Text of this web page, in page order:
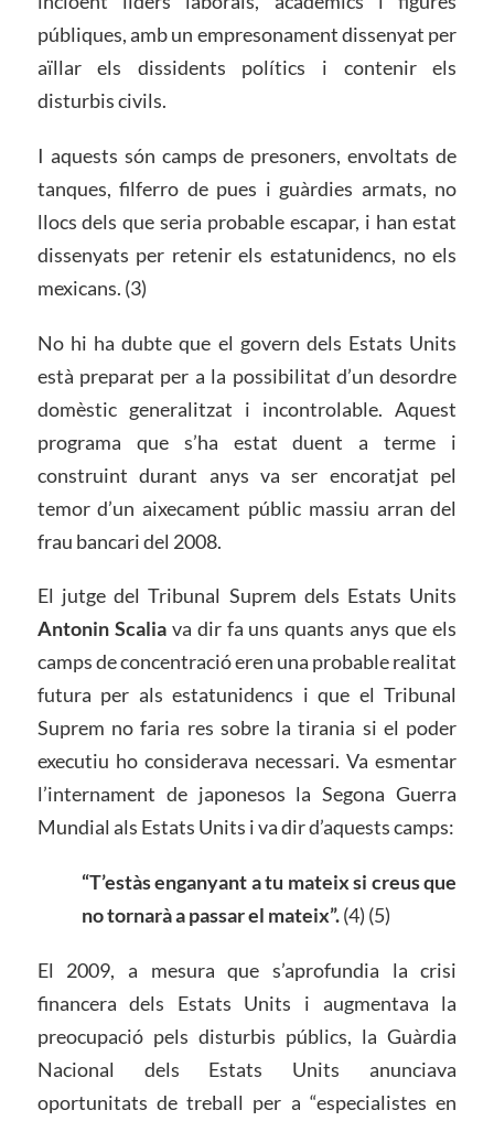
públiques, amb un empresonament dissenyat per
aïllar els dissidents polítics i contenir els
disturbis civils.
I aquests són camps de presoners, envoltats de
tanques, filferro de pues i guàrdies armats, no
llocs dels que seria probable escapar, i han estat
dissenyats per retenir els estatunidencs, no els
mexicans. (3)
No hi ha dubte que el govern dels Estats Units
està preparat per a la possibilitat d’un desordre
domèstic generalitzat i incontrolable. Aquest
programa que s’ha estat duent a terme i
construint durant anys va ser encoratjat pel
temor d’un aixecament públic massiu arran del
frau bancari del 2008.
El jutge del Tribunal Suprem dels Estats Units
Antonin Scaliava dir fa uns quants anys que els
camps de concentració eren una probable realitat
futura per als estatunidencs i que el Tribunal
Suprem no faria res sobre la tirania si el poder
executiu ho considerava necessari. Va esmentar
l’internament de japonesos la Segona Guerra
Mundial als Estats Units i va dir d’aquests camps:
“T’estàs enganyant a tu mateix si creus que
no tornarà a passar el mateix”.(4) (5)
El 2009, a mesura que s’aprofundia la crisi
financera dels Estats Units i augmentava la
preocupació pels disturbis públics, la Guàrdia
Nacional dels Estats Units anunciava
oportunitats de treball per a “especialistes en